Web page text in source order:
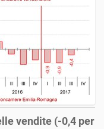
vendite (-0,4 per